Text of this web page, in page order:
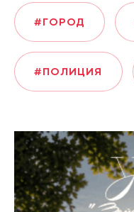
#ГОРОД
#ПОЛИЦИЯ